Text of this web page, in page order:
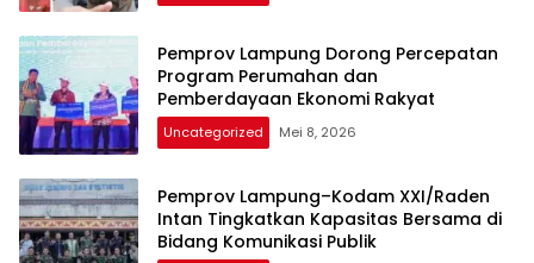
Pemprov Lampung Dorong Percepatan
Program Perumahan dan
Pemberdayaan Ekonomi Rakyat
Uncategorized Mei 8, 2026
Pemprov Lampung–Kodam XXI/Raden
Intan Tingkatkan Kapasitas Bersama di
Bidang Komunikasi Publik